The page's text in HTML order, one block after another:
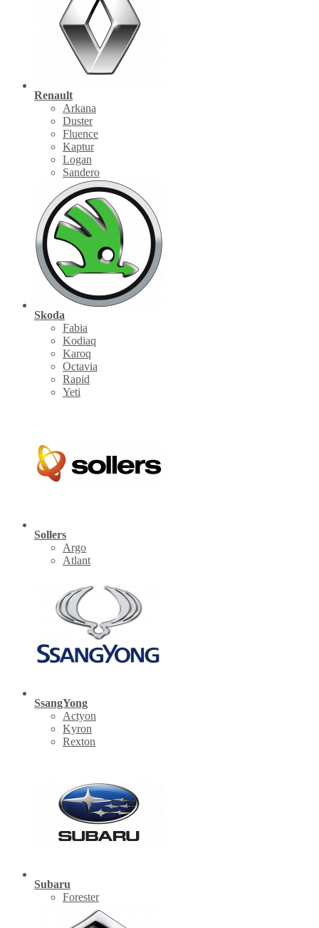
Renault
Arkana
Duster
Fluence
Kaptur
Logan
Sandero
Skoda
Fabia
Kodiaq
Karoq
Octavia
Rapid
Yeti
Sollers
Argo
Atlant
SsangYong
Actyon
Kyron
Rexton
Subaru
Forester